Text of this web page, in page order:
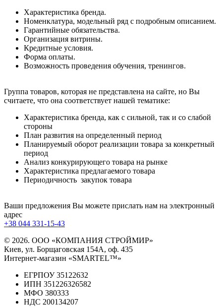
Характеристика бренда.
Номенклатура, модельный ряд с подробным описанием.
Гарантийные обязательства.
Организация витрины.
Кредитные условия.
Форма оплаты.
Возможность проведения обучения, тренингов.
Группа товаров, которая не представлена на сайте, но Вы
считаете, что она соответствует нашей тематике:
Характеристика бренда, как с сильной, так и со слабой
стороны
План развития на определенный период
Планируемый оборот реализации товара за конкретный
период
Анализ конкурирующего товара на рынке
Характеристика предлагаемого товара
Периодичность закупок товара
Ваши предложения Вы можете прислать нам на электронный
адрес
+38 044 331-15-43
© 2026. ООО «КОМПАНИЯ СТРОЙМИР»
Киев, ул. Борщаговская 154А, оф. 435
Интернет-магазин «SMARTEL™»
ЕГРПОУ 35122632
ИПН 351226326582
МФО 380333
НДС 200134207